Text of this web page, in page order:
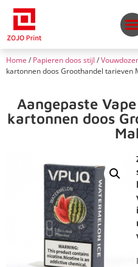
Home / Papieren doos stijl /
kartonnen doos Groothandel tarieven
Aangepaste
kartonnen doos